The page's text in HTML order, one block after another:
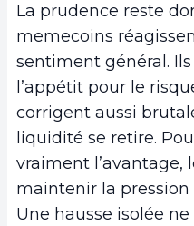
La prudence reste
memecoins
sentiment général.
l’appétit pour le
corrigent aussi
liquidité se retire.
vraiment l’avantage,
maintenir la pression
Une hausse isolée